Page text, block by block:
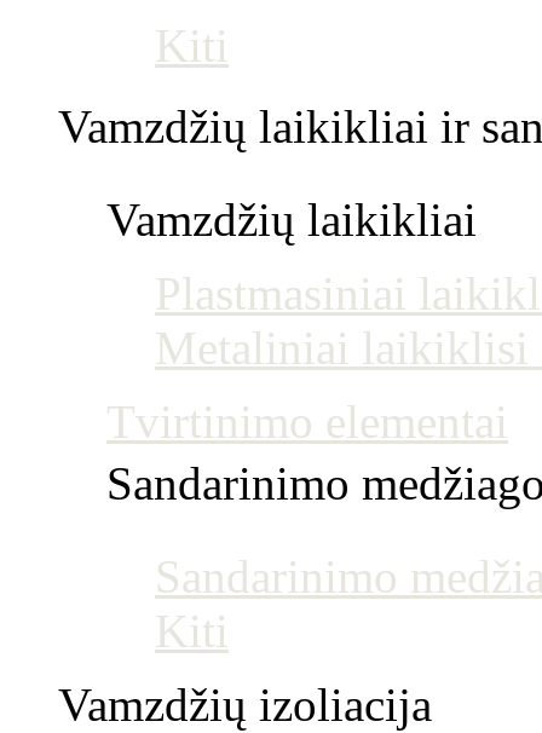
Kiti
Vamzdžių laikikliai ir
Vamzdžių laikikliai
Plastmasiniai
Metaliniai laikiklisi
Tvirtinimo elementai
Sandarinimo
Sandarinimo
Kiti
Vamzdžių izoliacija